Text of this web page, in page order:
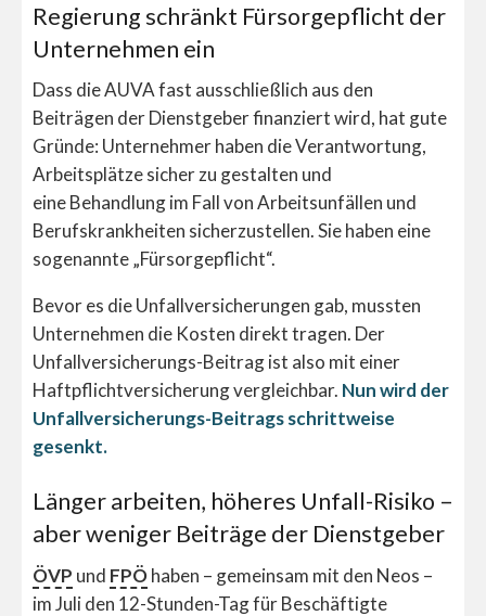
Regierung schränkt Fürsorgepflicht der
Unternehmen ein
Dass die AUVA fast ausschließlich aus den
Beiträgen der Dienstgeber finanziert wird, hat gute
Gründe: Unternehmer haben die Verantwortung,
Arbeitsplätze sicher zu gestalten und
eine Behandlung im Fall von Arbeitsunfällen und
Berufskrankheiten sicherzustellen. Sie haben eine
sogenannte „Fürsorgepflicht“.
Bevor es die Unfallversicherungen gab, mussten
Unternehmen die Kosten direkt tragen. Der
Unfallversicherungs-Beitrag ist also mit einer
Haftpflichtversicherung vergleichbar. Nun wird der
Unfallversicherungs-Beitrags schrittweise
gesenkt.
Länger arbeiten, höheres Unfall-Risiko –
aber weniger Beiträge der Dienstgeber
ÖVP und FPÖhaben – gemeinsam mit den Neos –
im Juli den 12-Stunden-Tag für Beschäftigte